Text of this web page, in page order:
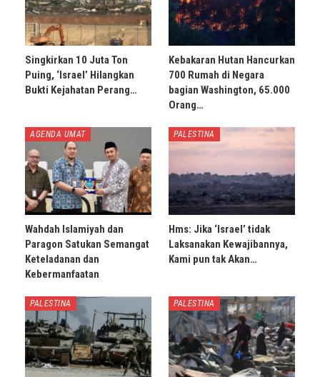
Singkirkan 10 Juta Ton
Puing, ‘Israel’ Hilangkan
Bukti Kejahatan Perang…
Kebakaran Hutan Hancurkan
700 Rumah di Negara
bagian Washington, 65.000
Orang…
AGENDA UMAT
Wahdah Islamiyah dan
Paragon Satukan Semangat
Keteladanan dan
Kebermanfaatan
PALESTINA
Hms: Jika ‘Israel’ tidak
Laksanakan Kewajibannya,
Kami pun tak Akan…
PALESTINA PALESTINA